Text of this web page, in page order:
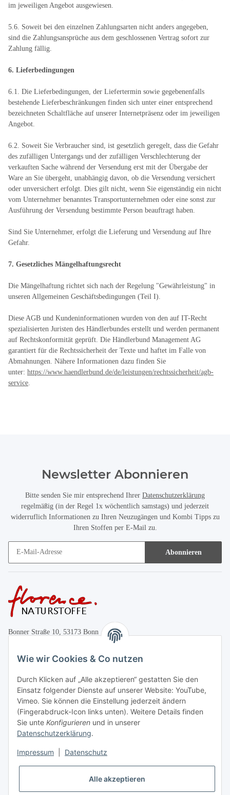
im jeweiligen Angebot ausgewiesen.
5.6. Soweit bei den einzelnen Zahlungsarten nicht anders angegeben,
sind die Zahlungsansprüche aus dem geschlossenen Vertrag sofort zur
Zahlung fällig.
6. Lieferbedingungen
6.1. Die Lieferbedingungen, der Liefertermin sowie gegebenenfalls
bestehende Lieferbeschränkungen finden sich unter einer entsprechend
bezeichneten Schaltfläche auf unserer Internetpräsenz oder im jeweiligen
Angebot.
6.2. Soweit Sie Verbraucher sind, ist gesetzlich geregelt, dass die Gefahr
des zufälligen Untergangs und der zufälligen Verschlechterung der
verkauften Sache während der Versendung erst mit der Übergabe der
Ware an Sie übergeht, unabhängig davon, ob die Versendung versichert
oder unversichert erfolgt. Dies gilt nicht, wenn Sie eigenständig ein nicht
vom Unternehmer benanntes Transportunternehmen oder eine sonst zur
Ausführung der Versendung bestimmte Person beauftragt haben.
Sind Sie Unternehmer, erfolgt die Lieferung und Versendung auf Ihre
Gefahr.
7. Gesetzliches Mängelhaftungsrecht
Die Mängelhaftung richtet sich nach der Regelung "Gewährleistung" in
unseren Allgemeinen Geschäftsbedingungen (Teil I).
Diese AGB und Kundeninformationen wurden von den auf IT-Recht
spezialisierten Juristen des Händlerbundes erstellt und werden permanent
auf Rechtskonformität geprüft. Die Händlerbund Management AG
garantiert für die Rechtssicherheit der Texte und haftet im Falle von
Abmahnungen. Nähere Informationen dazu finden Sie
unter: https://www.haendlerbund.de/de/leistungen/rechtssicherheit/agb-
service
Newsletter Abonnieren
Bitte senden Sie mir entsprechend Ihrer Datenschutzerklärung
regelmäßig (in der Regel 1x wöchentlich samstags) und jederzeit
widerruflich Informationen zu Ihren Neuzugängen und Kombi Tipps zu
Ihren Stoffen per E-Mail zu.
Abonnieren
Bonner Straße 10, 53173 Bonn
Mo.-Fr. 10:00-17:00
Informationen
Gesetzliche Informationen
Wie wir Cookies & Co nutzen
Durch Klicken auf „Alle akzeptieren“ gestatten Sie den
Einsatz folgender Dienste auf unserer Website: YouTube,
Vimeo. Sie können die Einstellung jederzeit ändern
(Fingerabdruck-Icon links unten). Weitere Details finden
Sie unte Konfigurieren und in unserer
Datenschutzerklärung.
Impressum Datenschutz
Alle akzeptieren